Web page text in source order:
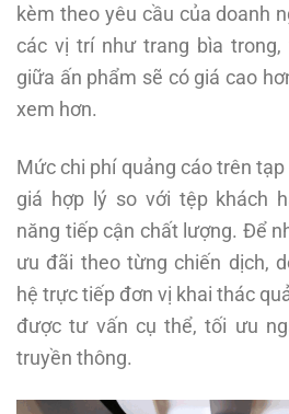
kèm theo yêu cầu của doanh
các vị trí như trang bìa
giữa ấn phẩm sẽ có giá cao
xem hơn.
Mức chi phí quảng cáo trên
giá hợp lý so với tệp khách
năng tiếp cận chất lượng. Để
ưu đãi theo từng chiến dịch,
hệ trực tiếp đơn vị khai thác
được tư vấn cụ thể, tối ưu
truyền thông.